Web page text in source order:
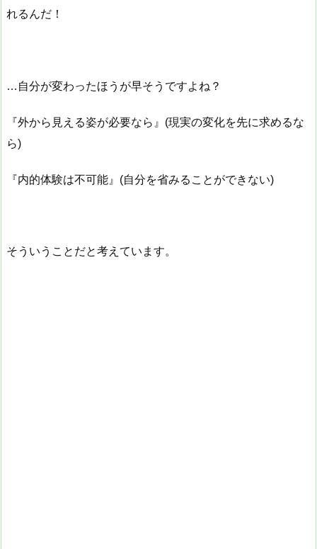
れるんだ！
…自分が変わったほうが早そうですよね？
『外から見える姿が必要なら』(現実の変化を先に求めるな
ら)
『内的体験は不可能』(自分を省みることができない)
そういうことだと考えています。